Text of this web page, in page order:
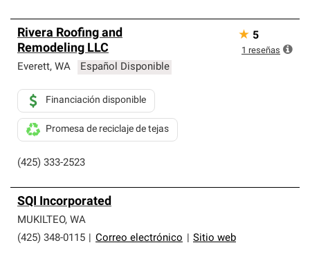
Rivera Roofing and
Remodeling LLC
Everett, WA Español Disponible
(425) 333-2523
Financiación disponible
Promesa de reciclaje de tejas
★ 5
1 reseñas
SQI Incorporated
MUKILTEO, WA
(425) 348-0115
Correo electrónico Sitio web